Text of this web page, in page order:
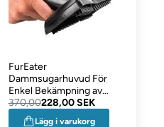
FurEater
Dammsugarhuvud För
Enkel Bekämpning av
Djurfäll
370,00228,00 SEK
Lägg i varukorg